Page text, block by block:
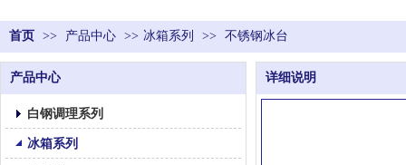
首页 >> 产品中心 >> 冰箱系列 >> 不锈钢冰台
产品中心
白钢调理系列
冰箱系列
详细说明